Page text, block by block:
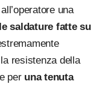
una
saldature fatte su
resistenza della
per una tenuta